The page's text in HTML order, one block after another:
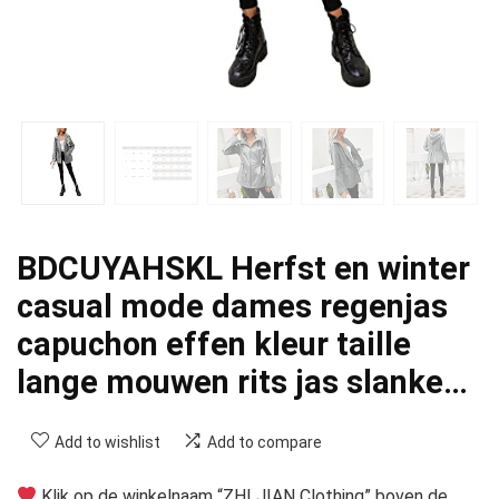
BDCUYAHSKL Herfst en winter
casual mode dames regenjas
capuchon effen kleur taille
lange mouwen rits jas slanke…
Add to wishlist Add to compare